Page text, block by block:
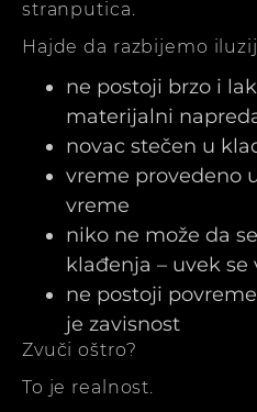
stranputica.
Hajde da razbijemo
ne postoji brzo i
materijalni
novac stečen u
vreme provedeno
vreme
niko ne može da
klađenja – uvek se
ne postoji
je zavisnost
Zvuči oštro?
To je realnost.